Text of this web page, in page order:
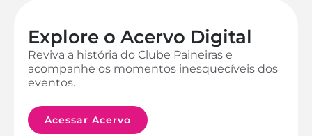
Explore o Acervo Digital
Reviva a história do Clube Paineiras e
acompanhe os momentos inesquecíveis dos
eventos.
Acessar Acervo